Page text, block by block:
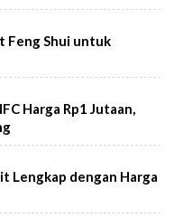
Feng Shui untuk
Harga Rp1 Jutaan,
Lengkap dengan Harga